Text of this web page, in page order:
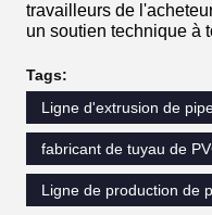
travailleurs de
un soutien technique à
Tags:
Ligne d'extrusion de
fabricant de tuyau de
Ligne de production de